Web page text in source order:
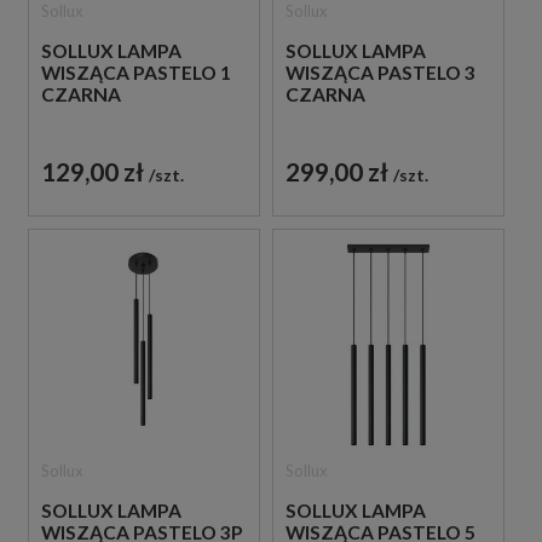
SOLLUX LAMPA
WISZĄCA PASTELO 1
CZARNA
129,00 zł szt.
SOLLUX LAMPA
WISZĄCA PASTELO 3
CZARNA
299,00 zł szt.
SOLLUX LAMPA
WISZĄCA PASTELO 3P
SOLLUX LAMPA
WISZĄCA PASTELO 5